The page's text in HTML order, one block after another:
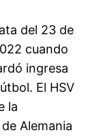
del 23 de
cuando
ingresa
El HSV
la
Alemania